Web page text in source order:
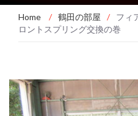
Home / 鶴田の部屋 /
フ
ロントスプリング交換の巻